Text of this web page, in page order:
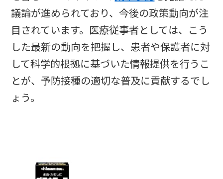
議論が進められており、今後の政策動向が注
目されています。医療従事者としては、こう
した最新の動向を把握し、患者や保護者に対
して科学的根拠に基づいた情報提供を行うこ
とが、予防接種の適切な普及に貢献するでし
ょう。